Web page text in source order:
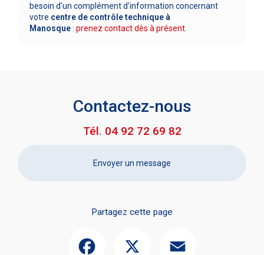
besoin d'un complément d'information concernant
votre centre de contrôle technique à
Manosque: prenez contact dès à présent
Contactez-nous
Tél. 04 92 72 69 82
Envoyer un message
Partagez cette page